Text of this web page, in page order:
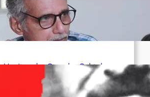
Indien: „Die Politik der
Kapitulation“ von K. Murali (Ajith)
Juli 1, 2026
Vorsitzender Gonzalo: Gebt das
Leben für die Partei und die